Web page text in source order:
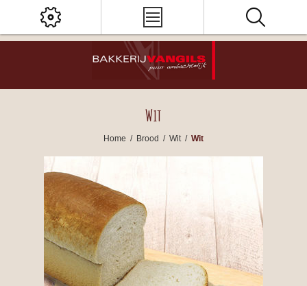
Wit
Home / Brood / Wit / Wit